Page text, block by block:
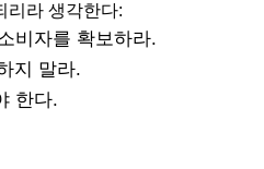
리라 생각한다:
비자를 확보하라.
지 말라.
한다.